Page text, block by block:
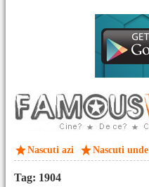
Nascuti azi Nascuti unde
Tag: 1904